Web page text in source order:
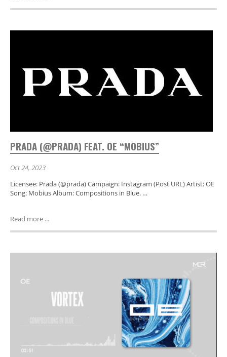
PRADA (@PRADA) FEAT. OE “MOBIUS”
Oct 24, 2023
Licensee: Prada (@prada) Campaign: Instagram (Post URL) Artist: OE
Song: Mobius Album: Compositions in Blue. …
Read more ...